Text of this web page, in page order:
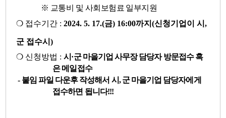
※ 교통비 및 사회보험료 일부지원
❍ 접수기간 :2024. 5. 17.(금) 16:00까지(신청기업이 시,
군 접수시)
❍ 신청방법 :시 ·군 마을기업 사무장 담당자 방문접수 혹
은 메일접수
- 붙임 파일 다운후 작성해서 시, 군 마을기업 담당자에게
접수하면 됩니다!!!